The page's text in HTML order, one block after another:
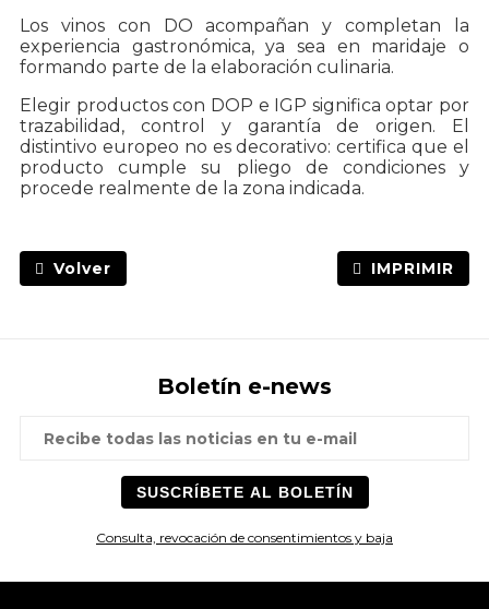
Los vinos con DO acompañan y completan la
experiencia gastronómica, ya sea en maridaje o
formando parte de la elaboración culinaria.
Elegir productos con DOP e IGP significa optar por
trazabilidad, control y garantía de origen. El
distintivo europeo no es decorativo: certifica que el
producto cumple su pliego de condiciones y
procede realmente de la zona indicada.
Volver IMPRIMIR
Boletín e-news
Consulta, revocación de consentimientos y baja